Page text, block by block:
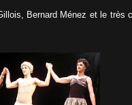
Bernard Ménez et le très